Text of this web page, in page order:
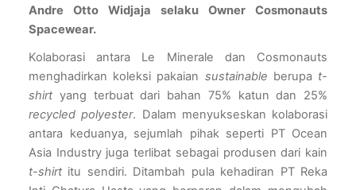
Andre Otto Widjaja selaku Owner Cosmonauts
Spacewear.
Kolaborasi antara Le Minerale dan Cosmonauts
menghadirkan koleksi pakaian sustainable berupa t-
shirt
recycled polyester. Dalam menyukseskan kolaborasi
antara keduanya, sejumlah pihak seperti PT Ocean
t-shirt itu sendiri. Ditambah pula kehadiran PT Reka